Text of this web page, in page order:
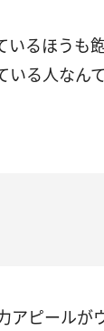
いるほうも
る人なん
アピールが